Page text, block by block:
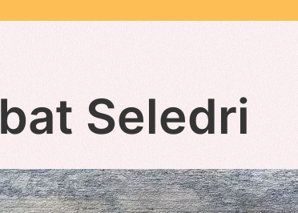
Seledri